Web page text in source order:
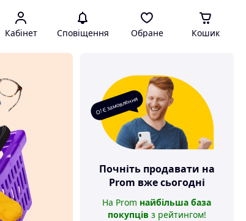
Кабінет Сповіщення Обране Кошик
О! Є замовлення
Почніть продавати на
Prom вже сьогодні
На Prom найбільша база
покупців з рейтингом!